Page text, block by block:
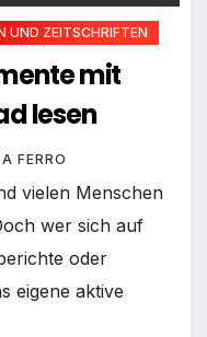
UND ZEITSCHRIFTEN
mit
lesen
FERRO
vielen Menschen
wer sich auf
oder
eigene aktive